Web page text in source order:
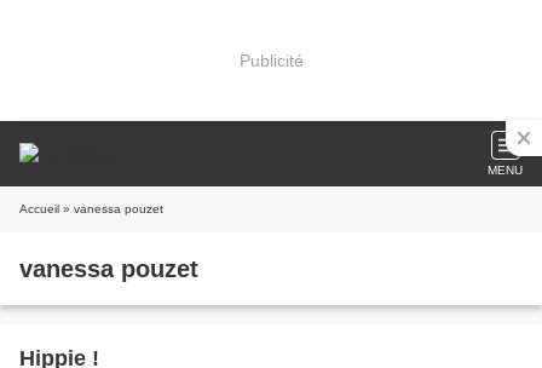
Publicité
MENU
Accueil » vanessa pouzet
vanessa pouzet
Hippie !